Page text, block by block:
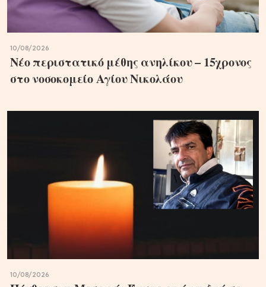
10/08/2026
Νέο περιστατικό μέθης ανηλίκου – 15χρονος
στο νοσοκομείο Αγίου Νικολάου
10/08/2026